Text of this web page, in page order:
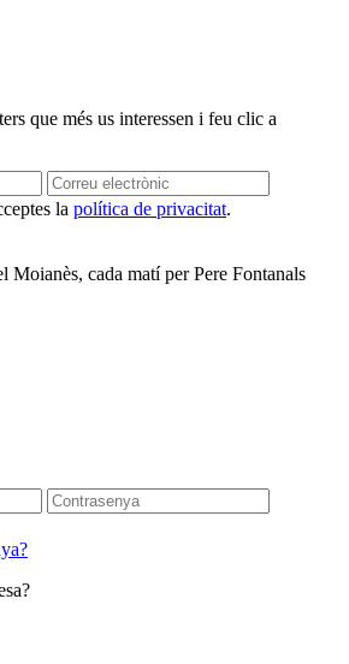
que més us interessen i feu clic a
la política de privacitat.
Moianès, cada matí per Pere Fontanals